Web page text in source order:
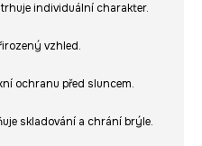
individuální charakter.
vzhled.
ochranu před sluncem.
skladování a chrání brýle.